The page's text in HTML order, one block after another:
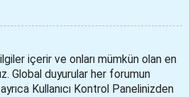
içerir ve onları mümkün olan en
Global duyurular her forumun
Kullanıcı Kontrol Panelinizden